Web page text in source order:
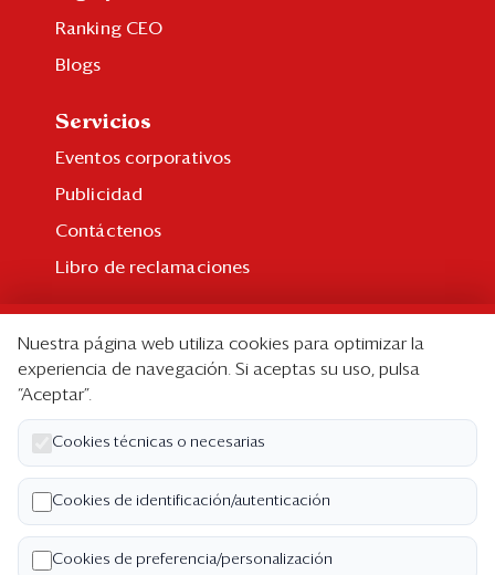
Ranking CEO
Blogs
Servicios
Eventos corporativos
Publicidad
Contáctenos
Libro de reclamaciones
Suscripción individual
Paquetes corporativos
Edición Impresa
Nosotros
Quiénes somos
Código de ética
Nuestra página web utiliza cookies para optimizar la
experiencia de navegación. Si aceptas su uso, pulsa
“Aceptar”.
Cookies técnicas o necesarias
Cookies de identificación/autenticación
Cookies de preferencia/personalización